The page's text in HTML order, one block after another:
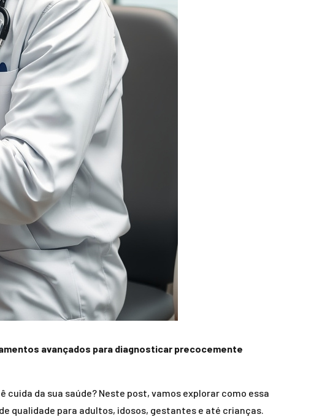
avançados para diagnosticar precocemente
da sua saúde? Neste post, vamos explorar como essa
qualidade para adultos, idosos, gestantes e até crianças.